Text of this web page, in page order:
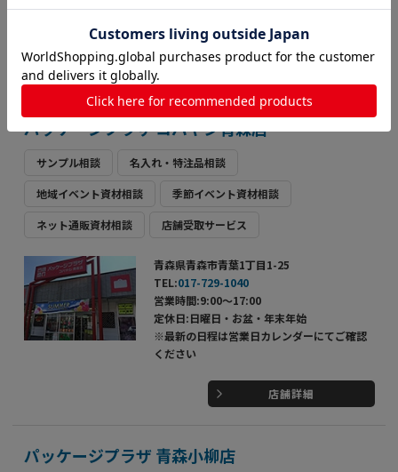
※最新の日程は営業日カレンダーにてご確認
ください
店舗詳細
パッケージプラザ コバヤシ青森店
サンプル相談 名入れ・特注品相談
地域イベント資材相談 季節イベント資材相談
ネット通販資材相談 店舗受取サービス
青森県青森市青葉1丁目1-25
TEL:017-729-1040
営業時間:9:00～17:00
定休日:日曜日・お盆・年末年始
※最新の日程は営業日カレンダーにてご確認
ください
店舗詳細
パッケージプラザ 青森小柳店